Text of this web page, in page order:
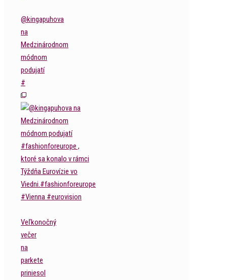
@kingapuhova
na
Medzinárodnom
módnom
podujatí
#
Veľkonočný
večer
na
parkete
priniesol